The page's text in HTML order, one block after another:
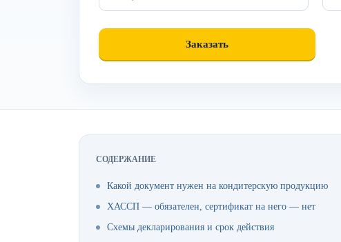
СОДЕРЖАНИЕ
Какой документ нужен на кондитерскую продукцию
ХАССП — обязателен, сертификат на него — нет
Схемы декларирования и срок действия